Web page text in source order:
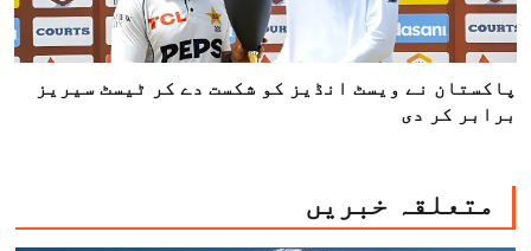
پاکستان نے ویسٹ انڈیز کو شکست دے کر ٹیسٹ سیریز
برابر کر دی
متعلقہ خبریں